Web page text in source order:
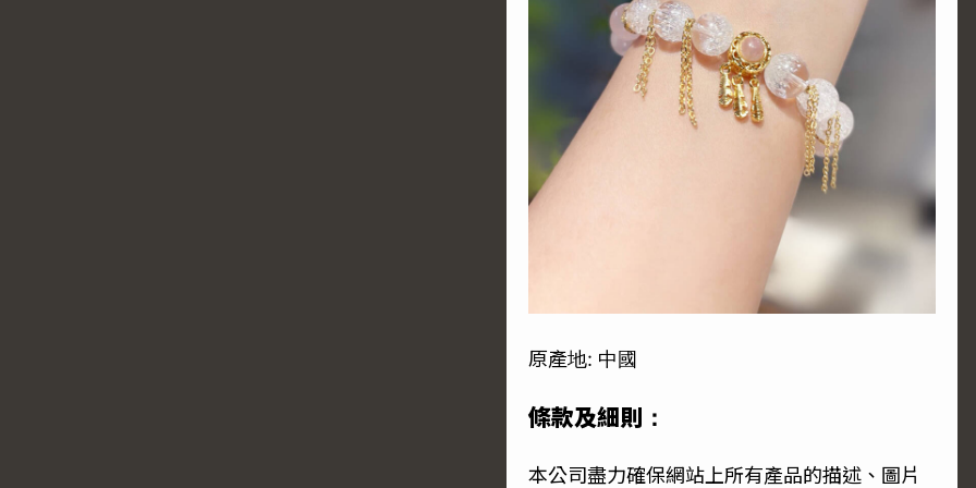
原產地: 中國
條款及細則：
本公司盡力確保網站上所有產品的描述、圖片